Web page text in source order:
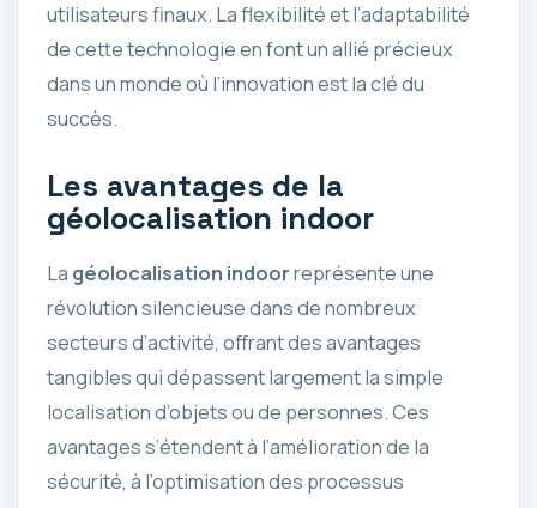
utilisateurs finaux. La flexibilité et l’adaptabilité
de cette technologie en font un allié précieux
dans un monde où l’innovation est la clé du
succès.
Les avantages de la
géolocalisation indoor
La géolocalisation indoorreprésente une
révolution silencieuse dans de nombreux
secteurs d’activité, offrant des avantages
tangibles qui dépassent largement la simple
localisation d’objets ou de personnes. Ces
avantages s’étendent à l’amélioration de la
sécurité, à l’optimisation des processus